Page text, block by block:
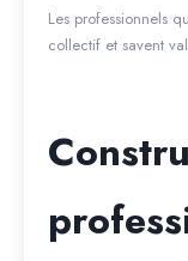
Les professionnels
collectif et savent